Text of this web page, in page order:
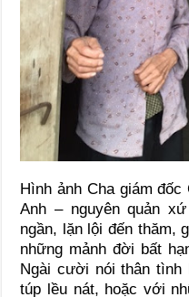
Hình ảnh Cha giám đốc
Anh – nguyên quản
ngần, lặn lội đến thăm,
những mảnh đời bất
Ngài cười nói thân tình
túp lều nát, hoặc với